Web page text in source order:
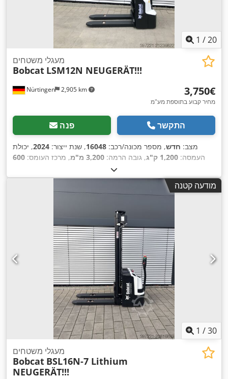
1 /20
Nürtingen 2,905 km
מעגלי משטחים
Bobcat LSM12N NEUGERÄT!!!
‏3,750 ‏€
מחיר קבוע בתוספת מע"מ
פנה התקשר
מצב: חדש, מספר מכונה/רכב: 16048, שנת ייצור: 2024, יכולת
העמסה: 1,200 ק"ג , גובה הרמה: 3,200 מ"מ , מרכז העומס: 600
, סוג תורן:
מ"מ, מתח סוללה: 24 V , אורך המזלג:1,150 מ"מ , משקל כולל:576
מודעה קטנה
1 /30
מעגלי משטחים
Bobcat BSL16N-7 Lithium
NEUGERÄT!!!